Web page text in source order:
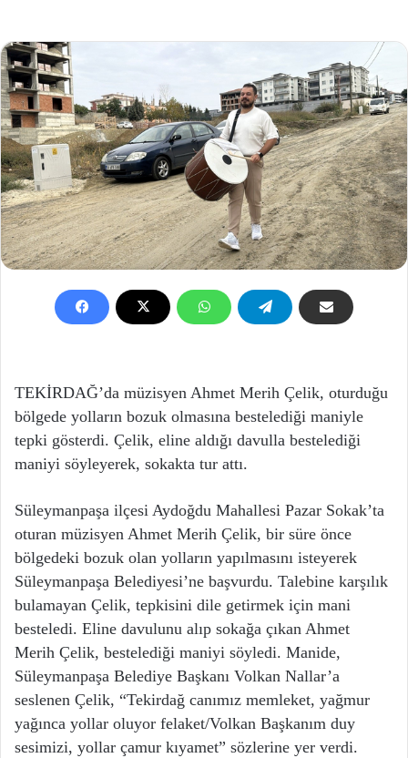
TEKİRDAĞ’da müzisyen Ahmet Merih Çelik, oturduğu
bölgede yolların bozuk olmasına bestelediği maniyle
tepki gösterdi. Çelik, eline aldığı davulla bestelediği
maniyi söyleyerek, sokakta tur attı.
Süleymanpaşa ilçesi Aydoğdu Mahallesi Pazar Sokak’ta
oturan müzisyen Ahmet Merih Çelik, bir süre önce
bölgedeki bozuk olan yolların yapılmasını isteyerek
Süleymanpaşa Belediyesi’ne başvurdu. Talebine karşılık
bulamayan Çelik, tepkisini dile getirmek için mani
besteledi. Eline davulunu alıp sokağa çıkan Ahmet
Merih Çelik, bestelediği maniyi söyledi. Manide,
Süleymanpaşa Belediye Başkanı Volkan Nallar’a
seslenen Çelik, “Tekirdağ canımız memleket, yağmur
yağınca yollar oluyor felaket/Volkan Başkanım duy
sesimizi, yollar çamur kıyamet” sözlerine yer verdi.